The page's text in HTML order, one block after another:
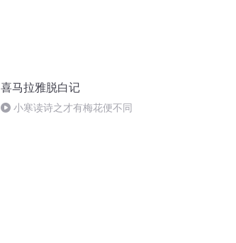
喜马拉雅脱白记
小寒读诗之才有梅花便不同